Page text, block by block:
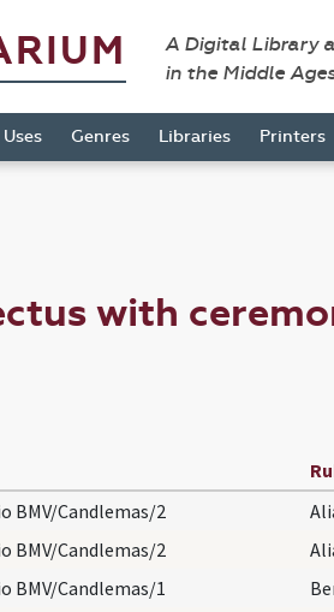
A Digital Library
in the Middle
Uses Genres Libraries Printers
with
BMV/Candlemas/2
BMV/Candlemas/2
BMV/Candlemas/1